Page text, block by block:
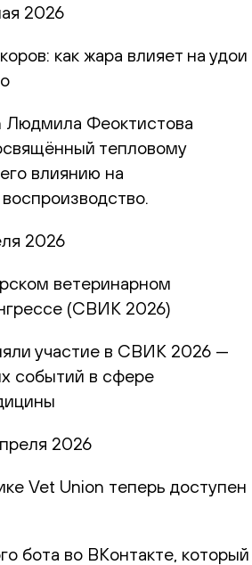
2026
как жара влияет на удои
Людмила Феоктистова
тепловому
влиянию на
2026
ветеринарном
(СВИК 2026)
участие в СВИК 2026 —
событий в сфере
2026
Vet Union теперь доступен
бота во ВКонтакте, который